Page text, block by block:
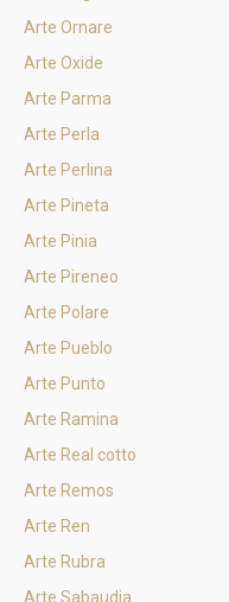
Arte Ornare
Arte Oxide
Arte Parma
Arte Perla
Arte Perlina
Arte Pineta
Arte Pinia
Arte Pireneo
Arte Polare
Arte Pueblo
Arte Punto
Arte Ramina
Arte Real cotto
Arte Remos
Arte Ren
Arte Rubra
Arte Sabaudia